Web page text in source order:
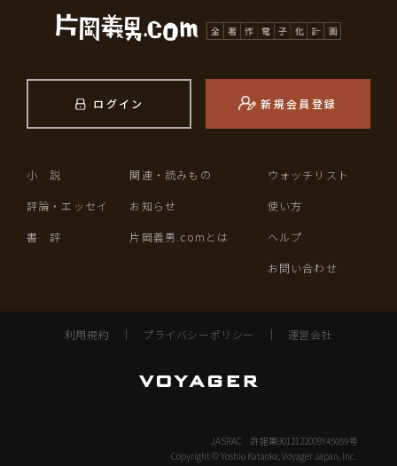
ログイン 新規会員登録
小 説
評論・エッセイ
書 評
関連・読みもの
お知らせ
片岡義男.comとは
ウォッチリスト
使い方
ヘルプ
お問い合わせ
利用規約 ｜ プライバシーポリシー ｜ 運営会社
JASRAC 許諾第9012122009Y45059号
Copyright © Yoshio Kataoka, Voyager Japan, Inc.